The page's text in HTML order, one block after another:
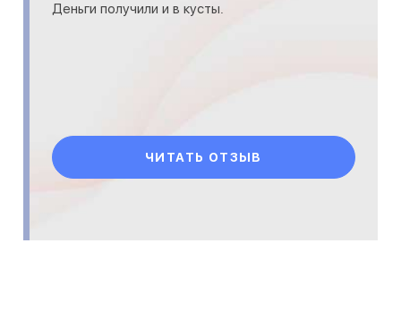
Деньги получили и в кусты.
ЧИТАТЬ ОТЗЫВ